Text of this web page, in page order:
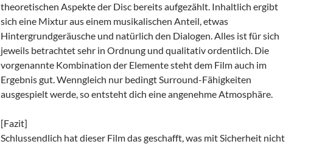
theoretischen Aspekte der Disc bereits aufgezählt. Inhaltlich ergibt
sich eine Mixtur aus einem musikalischen Anteil, etwas
Hintergrundgeräusche und natürlich den Dialogen. Alles ist für sich
jeweils betrachtet sehr in Ordnung und qualitativ ordentlich. Die
vorgenannte Kombination der Elemente steht dem Film auch im
Ergebnis gut. Wenngleich nur bedingt Surround-Fähigkeiten
ausgespielt werde, so entsteht dich eine angenehme Atmosphäre.
[Fazit]
Schlussendlich hat dieser Film das geschafft, was mit Sicherheit nicht